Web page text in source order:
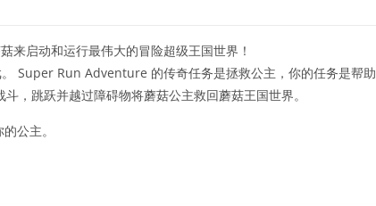
启动和运行最伟大的冒险超级王国世界！
Super Run Adventure 的传奇任务是拯救公主，你的任务是帮助
，跳跃并越过障碍物将蘑菇公主救回蘑菇王国世界。
公主。